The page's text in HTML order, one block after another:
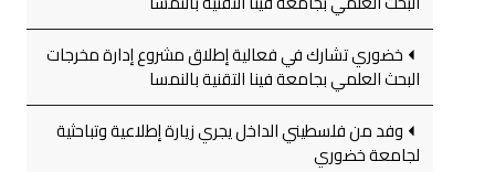
خضوري تشارك في فعالية إطلاق مشروع إدارة مخرجات
البحث العلمي بجامعة فينا التقنية بالنمسا
وفد من فلسطيني الداخل يجري زيارة إطلاعية وتباحثية
لجامعة خضوري